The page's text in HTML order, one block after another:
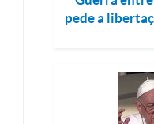
pede a